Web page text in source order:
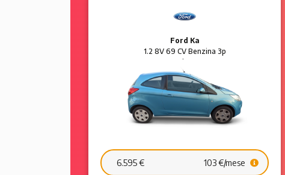
Ford Ka
1.2 8V 69 CV Benzina 3p
Plus
6.595 € 103 €/mese